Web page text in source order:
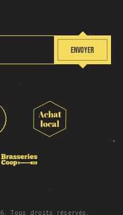
ENVOYER
Tous droits réservés.